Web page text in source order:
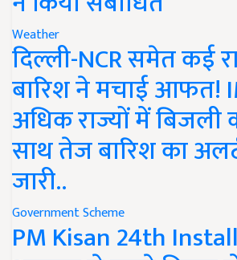
Weather
दिल्ली-NCR समेत कई
बारिश ने मचाई आफत!
अधिक राज्यों में
साथ तेज बारिश का
जारी..
Government Scheme
PM Kisan 24th